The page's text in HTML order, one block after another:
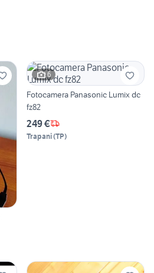
6
Fotocamera Panasonic Lumix dc
fz82
249 €
Trapani(TP)